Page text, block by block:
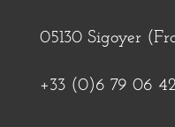
05130 Sigoyer
+33 (0)6 79 06